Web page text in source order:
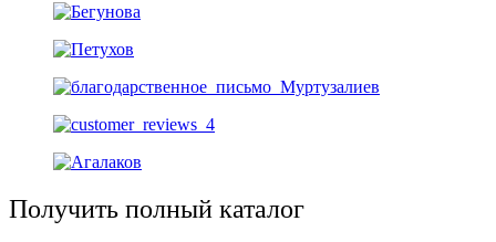
Получить полный каталог